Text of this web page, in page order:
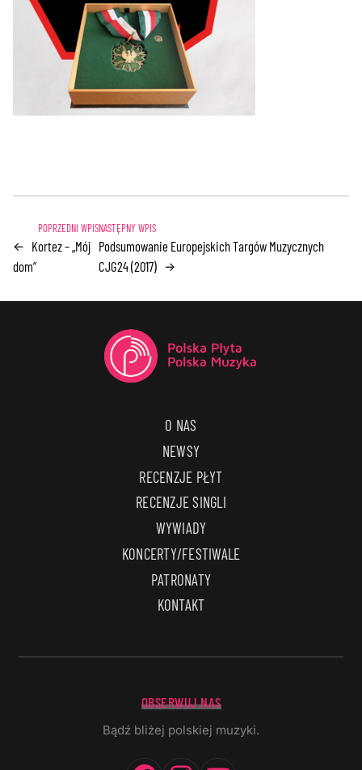
← Kortez – „Mój
dom”
Podsumowanie Europejskich Targów Muzycznych
CJG24 (2017) →
O NAS
NEWSY
RECENZJE PŁYT
RECENZJE SINGLI
WYWIADY
KONCERTY/FESTIWALE
PATRONATY
KONTAKT
OBSERWUJ NAS
Bądź bliżej polskiej muzyki.
Facebook
Instagram